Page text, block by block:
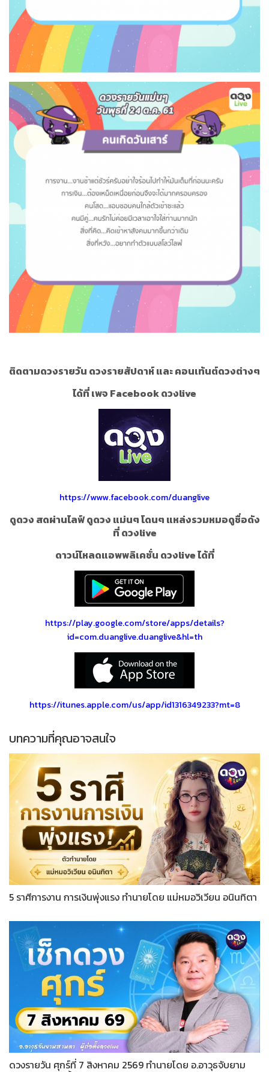
ติดตามดวงรายวัน ดวงรายสัปดาห์ และ คอนเท้นต์ดวงต่างๆ
ได้ที่ เพจ Facebook ดวงlive
https://www.facebook.com/duanglive
ดูดวง สดผ่านไลฟ์ ดูดวง แม่นๆ โดนๆ แหล่งรวมหมอดูชื่อดัง
ที่ ดวงlive
ดาวน์โหลดแอพพลิเคชั่น ดวงlive ได้ที่
https://play.google.com/store/apps/details?
id=com.duanglive.duanglive&hl=th
https://itunes.apple.com/us/app/id1316349233?mt=8
บทความที่คุณอาจสนใจ
5 ราศีการงาน การเงินพุ่งแรง ทำนายโดย แม่หมอวิเวียน อนินทิตา
ดวงรายวัน ศุกร์ที่ 7 สิงหาคม 2569 ทำนายโดย อ.อาวุธจับยาม